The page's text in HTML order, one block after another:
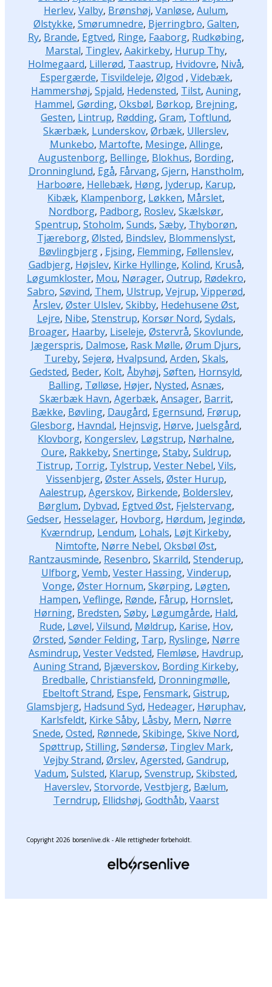
Herlev, Valby, Brønshøj, Vanløse, Aulum,
Ølstykke, Smørumnedre, Bjerringbro, Galten,
Ry, Brande, Egtved, Ringe, Faaborg, Rudkøbing,
Marstal, Tinglev, Aakirkeby, Hurup Thy,
Holmegaard, Lillerød, Taastrup, Hvidovre, Nivå,
Espergærde, Tisvildeleje, Ølgod , Videbæk,
Hammershøj, Spjald, Hedensted, Tilst, Auning,
Hammel, Gørding, Oksbøl, Børkop, Brejning,
Gesten, Lintrup, Rødding, Gram, Toftlund,
Skærbæk, Lunderskov, Ørbæk, Ullerslev,
Munkebo, Martofte, Mesinge, Allinge,
Augustenborg, Bellinge, Blokhus, Bording,
Dronninglund, Egå, Fårvang, Gjern, Hanstholm,
Harboøre, Hellebæk, Høng, Jyderup, Karup,
Kibæk, Klampenborg, Løkken, Mårslet,
Nordborg, Padborg, Roslev, Skælskør,
Spentrup, Stoholm, Sunds, Sæby, Thyborøn,
Tjæreborg, Ølsted, Bindslev, Blommenslyst,
Bøvlingbjerg, Ejsing, Flemming, Føllenslev,
Gadbjerg, Højslev, Kirke Hyllinge, Kolind, Kruså,
Løgumkloster, Mou, Nørager, Outrup, Rødekro,
Sabro, Søvind, Them, Ulstrup, Vejrup, Vipperød,
Årslev, Øster Ulslev, Skibby, Hedehusene Øst,
Lejre, Nibe, Stenstrup, Korsør Nord, Sydals,
Broager, Haarby, Liseleje, Østervrå, Skovlunde,
Jægerspris, Dalmose, Rask Mølle, Ørum Djurs,
Tureby, Sejerø, Hvalpsund, Arden, Skals,
Gedsted, Beder, Kolt, Åbyhøj, Søften, Hornsyld,
Balling, Tølløse, Højer, Nysted, Asnæs,
Skærbæk Havn, Agerbæk, Ansager, Barrit,
Bække, Bøvling, Daugård, Egernsund, Frørup,
Glesborg, Havndal, Hejnsvig, Hørve, Juelsgård,
Klovborg, Kongerslev, Løgstrup, Nørhalne,
Oure, Rakkeby, Snertinge, Staby, Suldrup,
Tistrup, Torrig, Tylstrup, Vester Nebel, Vils,
Vissenbjerg, Øster Assels, Øster Hurup,
Aalestrup, Agerskov, Birkende, Bolderslev,
Børglum, Dybvad, Egtved Øst, Fjelstervang,
Gedser, Hesselager, Hovborg, Hørdum, Jegindø,
Kværndrup, Lendum, Lohals, Løjt Kirkeby,
Nimtofte, Nørre Nebel, Oksbøl Øst,
Rantzausminde, Resenbro, Skarrild, Stenderup,
Ulfborg, Vemb, Vester Hassing, Vinderup,
Vonge, Øster Hornum, Skørping, Løgten,
Hampen, Veflinge, Rønde, Fårup, Hornslet,
Hørning, Bredsten, Søby, Løgumgårde, Hald,
Rude, Løvel, Vilsund, Møldrup, Karise, Hov,
Ørsted, Sønder Felding, Tarp, Ryslinge, Nørre
Asmindrup, Vester Vedsted, Flemløse, Havdrup,
Auning Strand, Bjæverskov, Bording Kirkeby,
Bredballe, Christiansfeld, Dronningmølle,
Ebeltoft Strand, Espe, Fensmark, Gistrup,
Glamsbjerg, Hadsund Syd, Hedeager, Høruphav,
Karlsfeldt, Kirke Såby, Låsby, Mern, Nørre
Snede, Osted, Rønnede, Skibinge, Skive Nord,
Spøttrup, Stilling, Søndersø, Tinglev Mark,
Vejby Strand, Ørslev, Agersted, Gandrup,
Vadum, Sulsted, Klarup, Svenstrup, Skibsted,
Haverslev, Storvorde, Vestbjerg, Bælum,
Terndrup, Ellidshøj, Godthåb, Vaarst
Copyright 2026 borsenlive.dk - Alle rettigheder forbeholdt.